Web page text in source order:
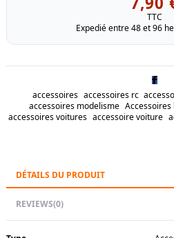
TTC
Expedié entre 48 et 96
accessoires accessoires rc
accessoires modelisme Accessoires
accessoires voitures accessoire voiture
DÉTAILS DU PRODUIT
REVIEWS(0)